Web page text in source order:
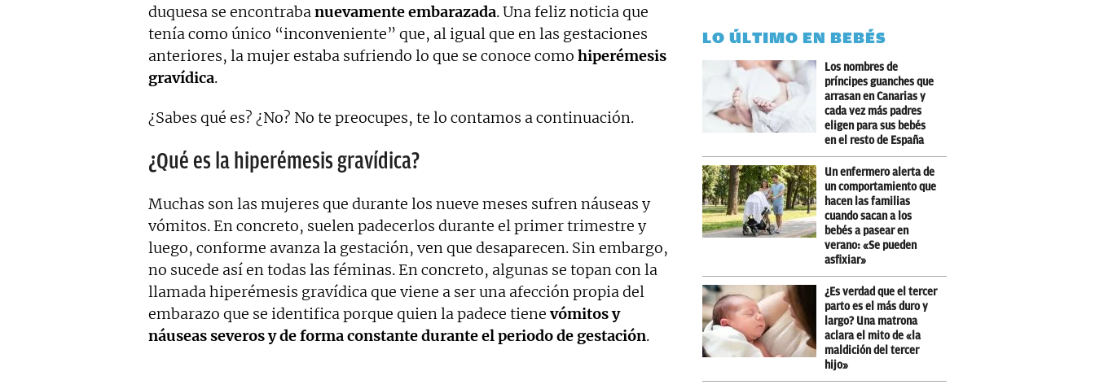
duquesa se encontrabanuevamente embarazada. Una feliz noticia que
tenía como único “inconveniente” que, al igual que en las gestaciones
anteriores, la mujer estaba sufriendo lo que se conoce como hiperémesis
gravídica.
¿Sabes qué es? ¿No? No te preocupes, te lo contamos a continuación.
¿Qué es la hiperémesis gravídica?
Muchas son las mujeres que durante los nueve meses sufren náuseas y
vómitos. En concreto, suelen padecerlos durante el primer trimestre y
luego, conforme avanza la gestación, ven que desaparecen. Sin embargo,
no sucede así en todas las féminas. En concreto, algunas se topan con la
llamada hiperémesis gravídica que viene a ser una afección propia del
embarazo que se identifica porque quien la padece tienevómitos y
náuseas severos y de forma constante durante el periodo de gestación.
LO ÚLTIMO EN BEBÉS
Los nombres de
príncipes guanches que
arrasan en Canarias y
cada vez más padres
eligen para sus bebés
en el resto de España
Un enfermero alerta de
un comportamiento que
hacen las familias
cuando sacan a los
bebés a pasear en
verano: «Se pueden
asfixiar»
¿Es verdad que el tercer
parto es el más duro y
largo? Una matrona
aclara el mito de «la
maldición del tercer
hijo»